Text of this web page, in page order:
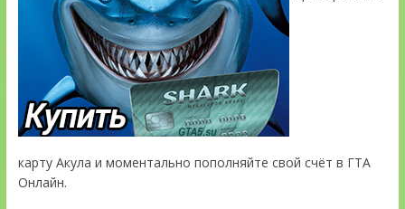
карту Акула и моментально пополняйте свой счёт в ГТА
Онлайн.